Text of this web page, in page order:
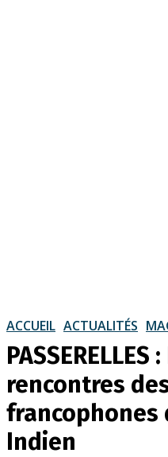
ACCUEIL ACTUALITÉS
rencontres
francophones
Indien